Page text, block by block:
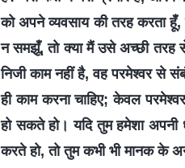
को अपने व्यवसाय की तरह करता
न समझूँ, तो क्या मैं उसे अच्छी तरह
निजी काम नहीं है, वह परमेश्वर से
ही काम करना चाहिए; केवल
हो सकते हो। यदि तुम हमेशा
करते हो, तो तुम कभी भी मानक के